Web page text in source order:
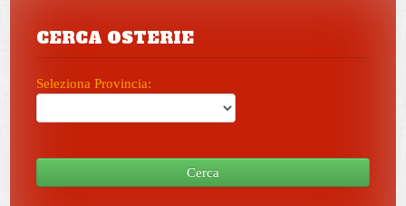
CERCA OSTERIE
Seleziona Provincia:
Cerca